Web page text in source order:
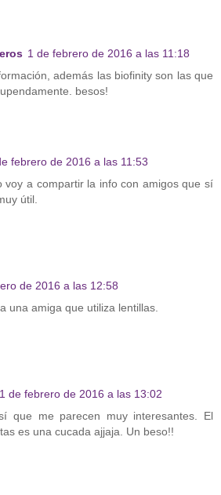
1 de febrero de 2016 a las 11:18
además las biofinity son las que
besos!
febrero de 2016 a las 11:53
voy a compartir la info con amigos que sí
útil.
de 2016 a las 12:58
una amiga que utiliza lentillas.
1 de febrero de 2016 a las 13:02
que me parecen muy interesantes. El
es una cucada ajjaja. Un beso!!